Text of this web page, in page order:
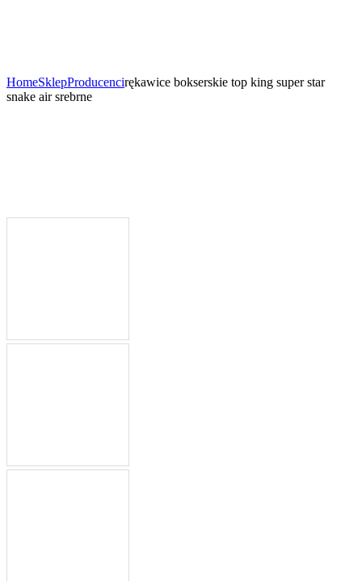
HomeSklepProducencirękawice bokserskie top king super star
snake air srebrne